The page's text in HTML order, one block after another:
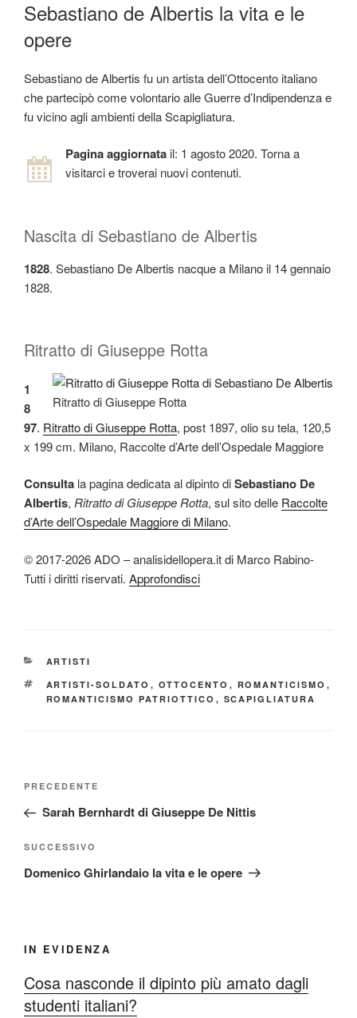
Sebastiano de Albertis la vita e le
opere
Sebastiano de Albertis fu un artista dell’Ottocento italiano
che partecipò come volontario alle Guerre d’Indipendenza e
fu vicino agli ambienti della Scapigliatura.
Pagina aggiornata il: 1 agosto 2020. Torna a
visitarci e troverai nuovi contenuti.
Nascita di Sebastiano de Albertis
1828. Sebastiano De Albertis nacque a Milano il 14 gennaio
1828.
Ritratto di Giuseppe Rotta
Ritratto di Giuseppe Rotta
1
8
97. Ritratto di Giuseppe Rotta, post 1897, olio su tela, 120,5
x 199 cm. Milano, Raccolte d’Arte dell’Ospedale Maggiore
Consulta la pagina dedicata al dipinto diSebastiano De
Albertis, Ritratto di Giuseppe Rotta, sul sito delle Raccolte
d’Arte dell’Ospedale Maggiore di Milano.
© 2017-2026 ADO – analisidellopera.it di Marco Rabino-
Tutti i diritti riservati. Approfondisci
CATEGORIE
ARTISTI
TAG
ARTISTI-SOLDATO , OTTOCENTO , ROMANTICISMO ,
ROMANTICISMO PATRIOTTICO , SCAPIGLIATURA
Navigazione
Articolo
precedente:
PRECEDENTE
Sarah Bernhardt di Giuseppe De Nittis
Articolo
successivo
SUCCESSIVO
Domenico Ghirlandaio la vita e le opere
IN EVIDENZA
Cosa nasconde il dipinto più amato dagli
studenti italiani?